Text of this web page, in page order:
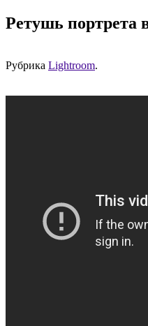
Ретушь портрета
Рубрика Lightroom.